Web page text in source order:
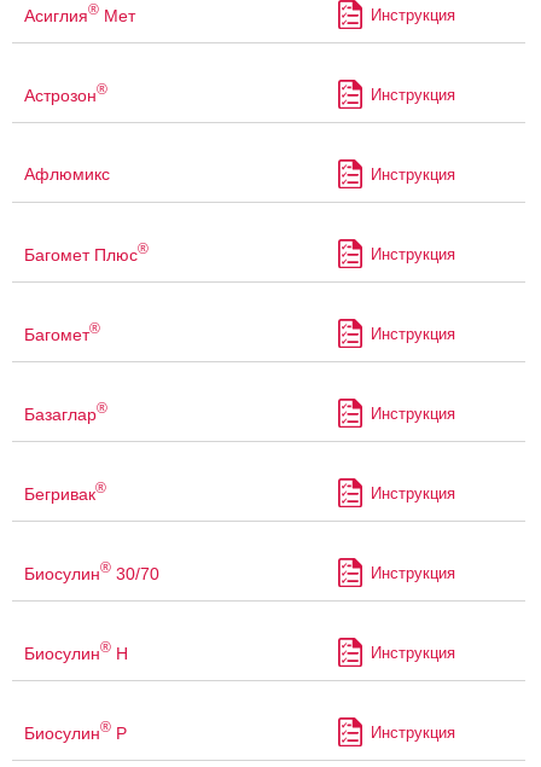
Асиглия® Мет Инструкция
Астрозон® Инструкция
Афлюмикс Инструкция
Багомет Плюс® Инструкция
Багомет® Инструкция
Базаглар® Инструкция
Бегривак® Инструкция
Биосулин® 30/70 Инструкция
Биосулин® Н Инструкция
Биосулин® Р Инструкция